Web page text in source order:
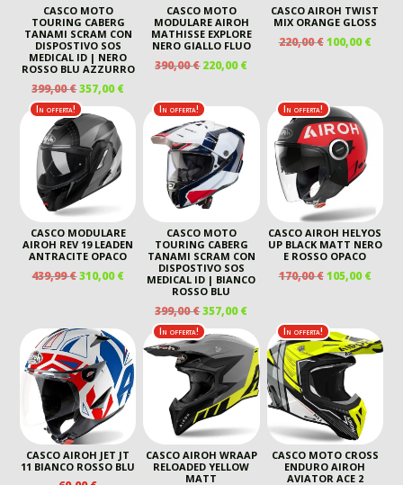
CASCO MOTO
TOURING CABERG
TANAMI SCRAM CON
DISPOSTIVO SOS
MEDICAL ID | NERO
ROSSO BLU AZZURRO
399,00€IL
PREZZO
ORIGINALE
ERA:
399,00 €.
357,00€IL
PREZZO
ATTUALE
357,00 €.
CASCO MOTO
MODULARE AIROH
MATHISSE EXPLORE
NERO GIALLO FLUO
390,00€ IL
ERA:
390,00 €.
220,00€IL
È:
220,00 €.
CASCO AIROH TWIST
MIX ORANGE GLOSS
220,00€ IL
220,00 €.
100,00€IL
In offerta!
CASCO MODULARE
AIROH REV 19 LEADEN
ANTRACITE OPACO
439,99€IL
439,99 €.
310,00€IL
ATTUALE
310,00 €.
In offerta!
CASCO MOTO
TOURING CABERG
TANAMI SCRAM CON
DISPOSTIVO SOS
MEDICAL ID | BIANCO
ROSSO BLU
399,00€IL
PREZZO
ORIGINALE
ERA:
399,00 €.
357,00€IL
PREZZO
ATTUALE
È:
357,00 €.
In offerta!
CASCO AIROH HELYOS
UP BLACK MATT NERO
E ROSSO OPACO
170,00€ IL
ERA:
170,00 €.
105,00€IL
CASCO AIROH JET JT
11 BIANCO ROSSO BLU
In offerta!
CASCO AIROH WRAAP
RELOADED YELLOW
MATT
In offerta!
CASCO MOTO CROSS
ENDURO AIROH
AVIATOR ACE 2